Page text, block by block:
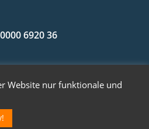
6920 36
Website nur funktionale und